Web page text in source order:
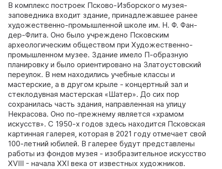
В комплекс построек Псково-Изборского музея-
заповедника входит здание, принадлежавшее ранее
художественно-промышленной школе им. Н. Ф. Фан-
дер-Флита. Оно было учреждено Псковским
археологическим обществом при Художественно-
промышленном музее. Здание имело П-образную
планировку и было ориентировано на Златоустовский
переулок. В нем находились учебные классы и
мастерские, а в другом крыле - концертный зал и
стеклодувная мастерская «Шатер». До сих пор
сохранилась часть здания, направленная на улицу
Некрасова. Оно по-прежнему является «храмом
искусств». С 1950-х годов здесь находится Псковская
картинная галерея, которая в 2021 году отмечает свой
100-летний юбилей. В галерее будут представлены
работы из фондов музея - изобразительное искусство
XVIII - начала XXI века от известных художников.